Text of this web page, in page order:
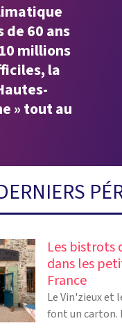
60 ans
millions
la
» tout au
Les bistrots
dans les
France
Le Vin'zieux et
font un carton.